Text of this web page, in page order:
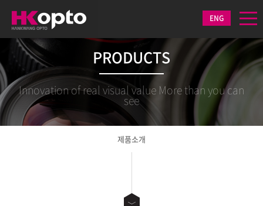
ENG
PRODUCTS
Innovation of real visual value More than you can
see
제품소개